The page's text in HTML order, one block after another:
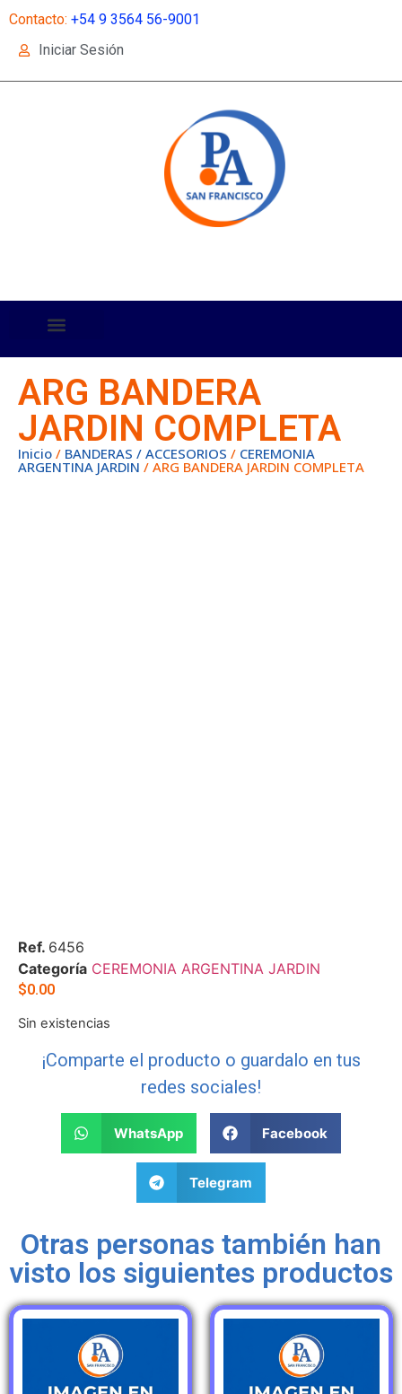
Contacto: +54 9 3564 56-9001
Iniciar Sesión
ARG BANDERA
JARDIN COMPLETA
Inicio / BANDERAS / ACCESORIOS / CEREMONIA
ARGENTINA JARDIN / ARG BANDERA JARDIN COMPLETA
Ref. 6456
Categoría CEREMONIA ARGENTINA JARDIN
$0.00
Sin existencias
¡Comparte el producto o guardalo en tus
redes sociales!
WhatsApp Facebook
Telegram
Otras personas también han
visto los siguientes productos